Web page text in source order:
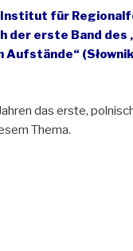
für
der erste Band des
Aufstände“
das erste,
Thema.